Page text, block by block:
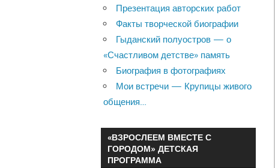
Презентация авторских работ
Факты творческой биографии
Гыданский полуостров — о
«Счастливом детстве» память
Биография в фотографиях
Мои встречи — Крупицы живого
общения…
«ВЗРОСЛЕЕМ ВМЕСТЕ С
ГОРОДОМ» ДЕТСКАЯ
ПРОГРАММА